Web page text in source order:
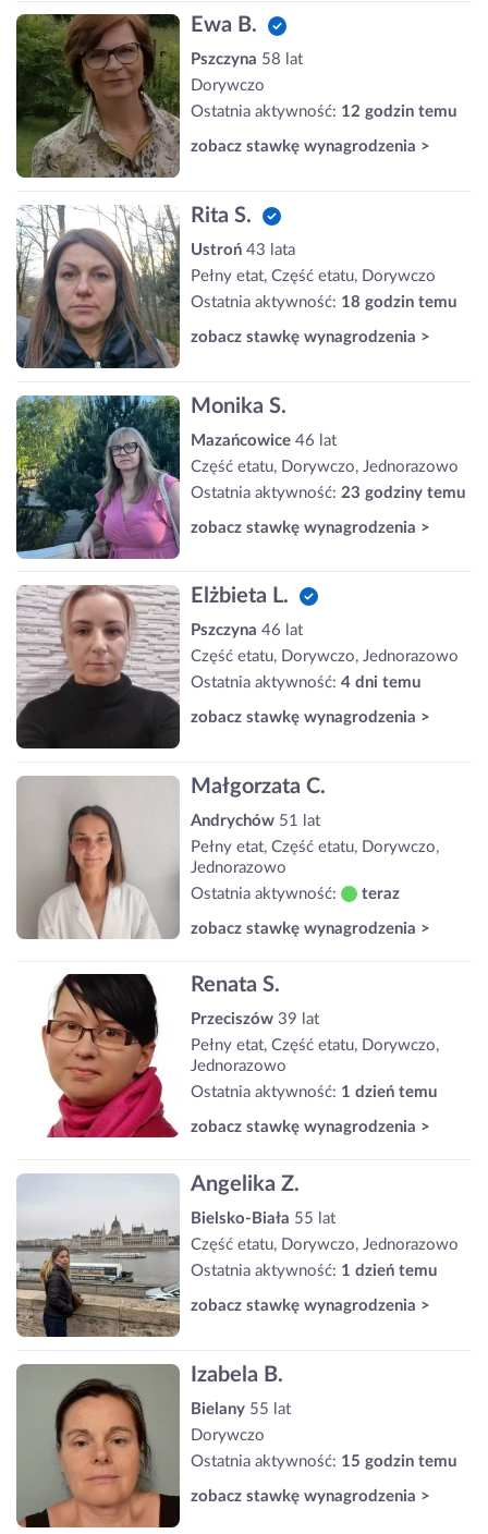
Ewa B.
Pszczyna 58 lat
Dorywczo
Ostatnia aktywność: 12 godzin temu
zobacz stawkę wynagrodzenia >
Rita S.
Ustroń 43 lata
Pełny etat, Część etatu, Dorywczo
Ostatnia aktywność: 18 godzin temu
zobacz stawkę wynagrodzenia >
Monika S.
Mazańcowice 46 lat
Część etatu, Dorywczo, Jednorazowo
Ostatnia aktywność: 23 godziny temu
zobacz stawkę wynagrodzenia >
Elżbieta L.
Pszczyna 46 lat
Część etatu, Dorywczo, Jednorazowo
Ostatnia aktywność: 4 dni temu
zobacz stawkę wynagrodzenia >
Małgorzata C.
Andrychów 51 lat
Pełny etat, Część etatu, Dorywczo,
Jednorazowo
Ostatnia aktywność:
teraz
zobacz stawkę wynagrodzenia >
Renata S.
Przeciszów 39 lat
Pełny etat, Część etatu, Dorywczo,
Jednorazowo
Ostatnia aktywność: 1 dzień temu
zobacz stawkę wynagrodzenia >
Angelika Z.
Bielsko-Biała 55 lat
Część etatu, Dorywczo, Jednorazowo
Ostatnia aktywność: 1 dzień temu
zobacz stawkę wynagrodzenia >
Izabela B.
Bielany 55 lat
Dorywczo
Ostatnia aktywność: 15 godzin temu
zobacz stawkę wynagrodzenia >